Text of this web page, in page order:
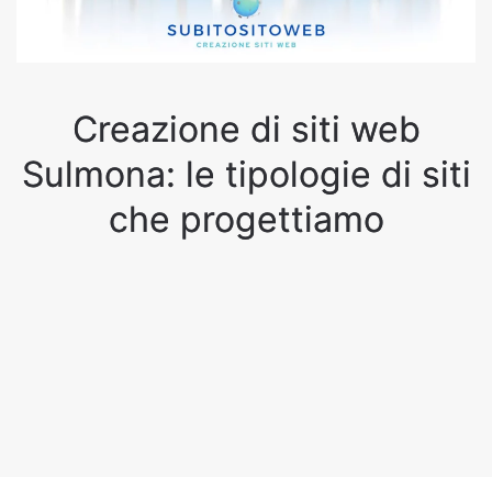
Creazione di siti web
Sulmona: le tipologie di siti
che progettiamo